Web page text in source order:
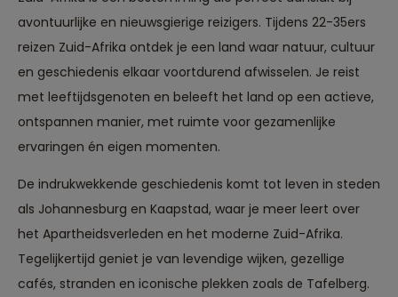
avontuurlijke en nieuwsgierige reizigers. Tijdens 22-35ers
reizen Zuid-Afrika ontdek je een land waar natuur, cultuur
en geschiedenis elkaar voortdurend afwisselen. Je reist
met leeftijdsgenoten en beleeft het land op een actieve,
ontspannen manier, met ruimte voor gezamenlijke
ervaringen én eigen momenten.
De indrukwekkende geschiedenis komt tot leven in steden
als Johannesburg en Kaapstad, waar je meer leert over
het Apartheidsverleden en het moderne Zuid-Afrika.
Tegelijkertijd geniet je van levendige wijken, gezellige
cafés, stranden en iconische plekken zoals de Tafelberg.